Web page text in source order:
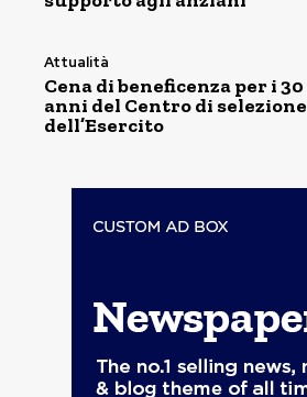
Attualità
Cena di beneficenza per i 30
anni del Centro di selezione
dell’Esercito